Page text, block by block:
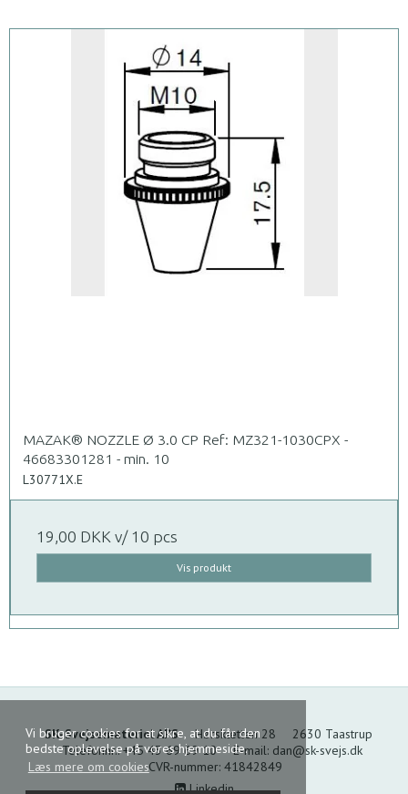
Vi bruger cookies for at sikre, at du får den
bedste oplevelse på vores hjemmeside.
Læs mere om cookies
MAZAK® NOZZLE Ø 3.0 CP Ref: MZ321-1030CPX -
46683301281 - min. 10
L30771X.E
19,00 DKK v/ 10 pcs
Vis produkt
SK-Svejsemateriel APS Hørskætten 28
2630 Taastrup
Telefonnr.: +45 43 69 69 10 E-mail: dan@sk-svejs.dk
CVR-nummer:41842849
Linkedin